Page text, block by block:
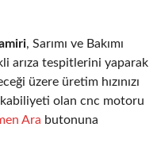
, Sarımı ve Bakımı
arıza tespitlerini yaparak
üzere üretim hızınızı
kabiliyeti olan cnc motoru
Ara butonuna